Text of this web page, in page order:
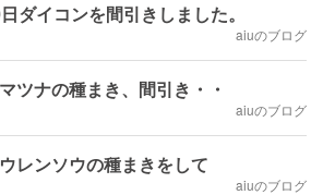
ダイコンを間引きしました。
aiuのブログ
ツナの種まき、間引き・・
aiuのブログ
レンソウの種まきをして
aiuのブログ